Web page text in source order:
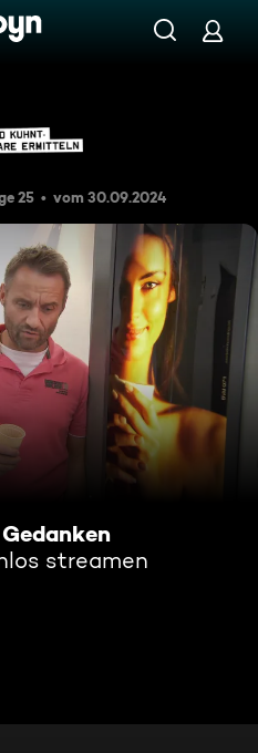
25 vom 30.09.2024
streamen